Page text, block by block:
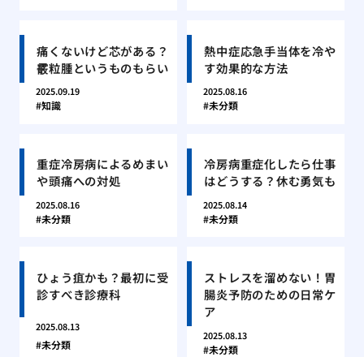
痛くないけど芯がある？
霰粒腫というものもらい
2025.09.19
知識
熱中症応急手当体を冷や
す効果的な方法
2025.08.16
未分類
重症冷房病によるめまい
や頭痛への対処
2025.08.16
未分類
冷房病重症化したら仕事
はどうする？休む勇気も
2025.08.14
未分類
ひょう疽かも？最初に受
診すべき診療科
2025.08.13
未分類
ストレスを溜めない！胃
腸炎予防のための日常ケ
ア
2025.08.13
未分類